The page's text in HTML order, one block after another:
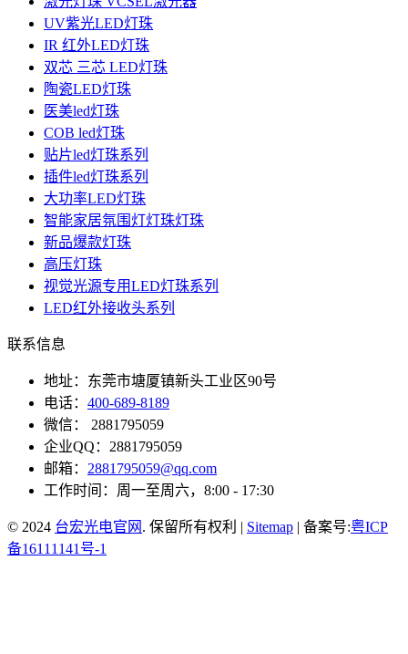
UV紫光LED灯珠
IR 红外LED灯珠
双芯 三芯 LED灯珠
陶瓷LED灯珠
医美led灯珠
COB led灯珠
贴片led灯珠系列
插件led灯珠系列
大功率LED灯珠
智能家居氛围灯灯珠灯珠
新品爆款灯珠
高压灯珠
视觉光源专用LED灯珠系列
LED红外接收头系列
联系信息
地址：东莞市塘厦镇新头工业区90号
电话： 400-689-8189
微信： 2881795059
企业QQ：2881795059
邮箱： 2881795059@qq.com
工作时间：周一至周六，8:00 - 17:30
© 2024 台宏光电官网 . 保留所有权利 | Sitemap | 备案号:粤ICP
备16111141号-1